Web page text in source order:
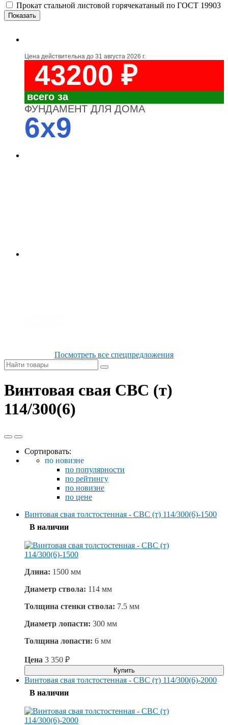
Прокат стальной листовой горячекатаный по ГОСТ 19903
Цена действительна до 31 августа 2026 г.
43200 ₽
всего за
ФУНДАМЕНТ ДЛЯ ДОМА
6x9
Посмотреть все спецпредложения
Винтовая свая СВС (т)
114/300(6)
Сортировать:
по новизне
по популярности
по рейтингу
по новизне
по цене
Винтовая свая толстостенная - СВС (т) 114/300(6)-1500
В наличии
Длина: 1500 мм
Диаметр ствола: 114 мм
Толщина стенки ствола: 7.5 мм
Диаметр лопасти: 300 мм
Толщина лопасти: 6 мм
Цена 3 350 ₽
Купить
Винтовая свая толстостенная - СВС (т) 114/300(6)-2000
В наличии